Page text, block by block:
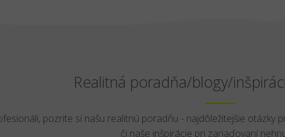
Realitná poradňa/blogy/
pozrite si našu realitnú poradňu - najdôležitejšie otázky
či naše inšpirácie pri zariaďovaní